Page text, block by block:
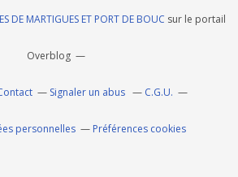
DE MARTIGUES ET PORT DE BOUC sur le portail
Overblog
Signaler un abus C.G.U.
personnelles Préférences cookies